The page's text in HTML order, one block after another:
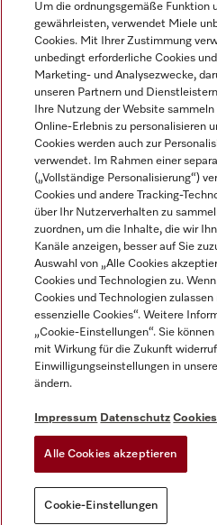
Sprache
DEUTSCH
Impressum
Datenschutz
Cookie-Einstellungen
Miele auf YoutubeMiele auf Instagram
Miele auf Facebook
Miele auf
Um die ordnungsgemäße Funktion
gewährleisten, verwendet Miele
Cookies. Mit Ihrer Zustimmung
unbedingt erforderliche Cookies
Marketing- und Analysezwecke,
unseren Partnern und
Ihre Nutzung der Website
Online-Erlebnis zu personalisieren
Cookies werden auch zur
verwendet. Im Rahmen einer
(„Vollständige Personalisierung“)
Cookies und andere Tracking-
über Ihr Nutzerverhalten zu
zuordnen, um die Inhalte, die wir
Kanäle anzeigen, besser auf Sie
Auswahl von „Alle Cookies
Cookies und Technologien zu.
Cookies und Technologien
essenzielle Cookies“. Weitere
„Cookie-Einstellungen“. Sie
mit Wirkung für die Zukunft
Einwilligungseinstellungen in
ändern.
Impressum Datenschutz Cookies
Alle Cookies akzeptieren
Cookie-Einstellungen